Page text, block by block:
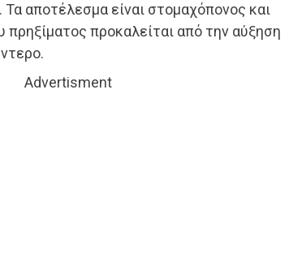
Τα αποτέλεσμα είναι στομαχόπονος και
προκαλείται από την αύξηση
Advertisment